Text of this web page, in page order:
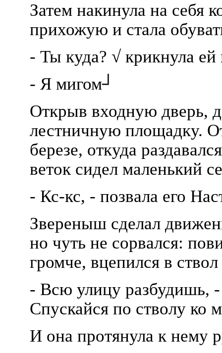
Затем накинула на себя
прихожую и стала
- Ты куда? √ крикнула ей
- Я мигом┘
Открыв входную дверь,
лестничную площадку.
березе, откуда
веток сидел маленький
- Кс-кс, - позвала его
Звереныш сделал
но чуть не сорвался:
громче, вцепился в ствол
- Всю улицу разбудишь,
Спускайся по стволу ко
И она протянула к нему